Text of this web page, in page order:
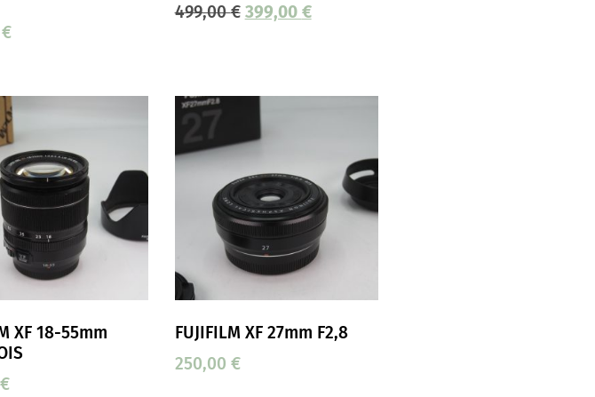
€
499,00€ 399,00 €
XF 18-55mm
€
FUJIFILM XF 27mm F2,8
250,00 €